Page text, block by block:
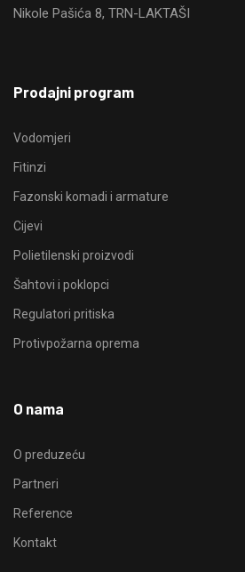
Nikole Pašića 8, TRN-LAKTAŠI
Prodajni program
Vodomjeri
Fitinzi
Fazonski komadi i armature
Cijevi
Polietilenski proizvodi
Šahtovi i poklopci
Regulatori pritiska
Protivpožarna oprema
O nama
O preduzeću
Partneri
Reference
Kontakt